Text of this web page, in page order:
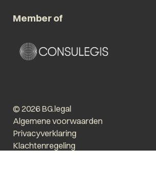
Member of
© 2026 BG.legal
Algemene voorwaarden
Privacyverklaring
Klachtenregeling